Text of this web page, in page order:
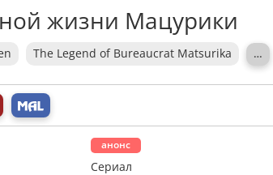
жизни Мацурики
The Legend of Bureaucrat Matsurika …
анонс
Сериал